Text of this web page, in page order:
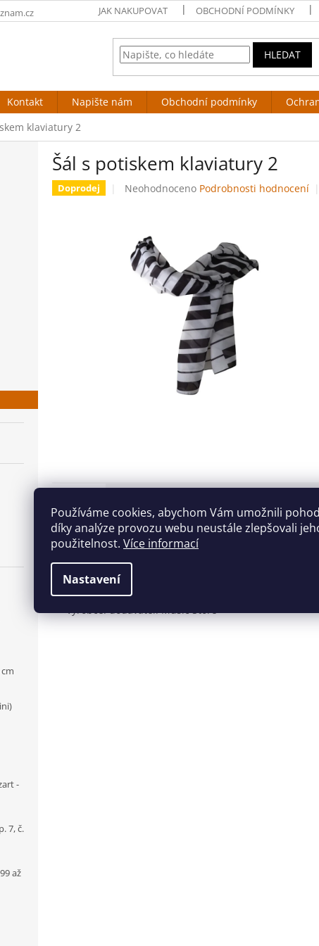
Používáme cookies, abychom Vám umožnili
díky analýze provozu webu neustále zlepšovali
použitelnost. Více informací
Nastavení
JAK NAKUPOVAT OBCHODNÍ PODMÍNKY
HLEDAT
Kontakt Napište nám Obchodní podmínky
klaviatury 2
-
7, č.
až
Šál s potiskem klaviatury 2
Doprodej
Průměrné
0,0
hvězdiček.
Neohodnoceno Podrobnosti hodnocení
Detailní popis produktu
Elegantní šál s s motivem klaviatury.
Marva: černo-bílá
Velikost: 54 cm x 152 cm
Výrobce: dodavatel: Music Store